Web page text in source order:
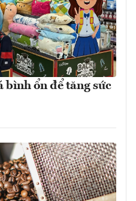
bình ổn để tăng sức